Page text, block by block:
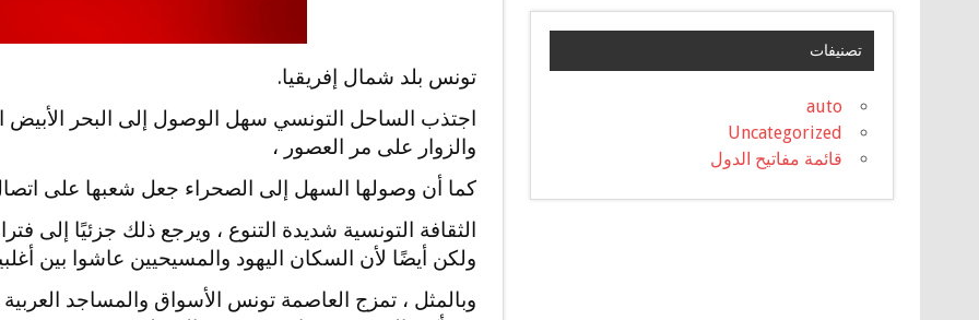
تونس بلد شمال إفريقيا.
اجتذب الساحل التونسي سهل الوصول إلى البحر الأبيض
والزوار على مر العصور ،
كما أن وصولها السهل إلى الصحراء جعل شعبها على
الثقافة التونسية شديدة التنوع ، ويرجع ذلك جزئيًا إلى
ولكن أيضًا لأن السكان اليهود والمسيحيين عاشوا بين
وبالمثل ، تمزج العاصمة تونس الأسواق والمساجد
تصنيفات
auto
Uncategorized
قائمة مفاتيح الدول